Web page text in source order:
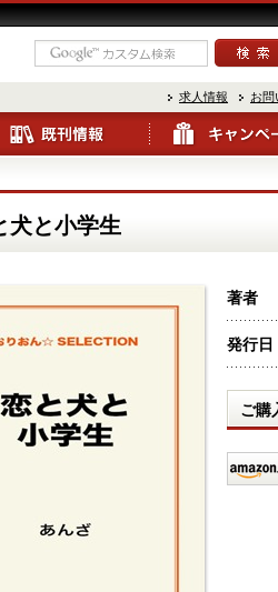
求人情報 お問
犬と小学生
著者
発行日
ご購